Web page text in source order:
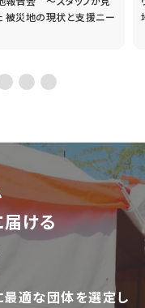
被災地の現状と支援ニー
ける
最適な団体を選定し